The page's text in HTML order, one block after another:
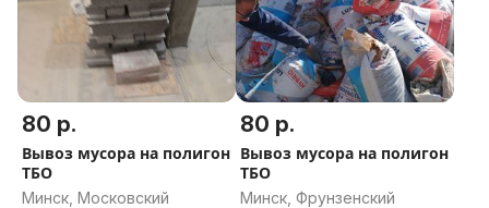
80 р.
Вывоз мусора на полигон
ТБО
Минск, Московский
80 р.
Вывоз мусора на полигон
ТБО
Минск, Фрунзенский